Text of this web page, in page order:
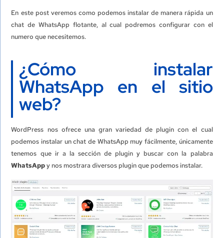
En este post veremos como podemos instalar de manera rápida un
chat de WhatsApp flotante, al cual podremos configurar con el
numero que necesitemos.
¿Cómo instalar
WhatsApp en el sitio
web?
WordPress nos ofrece una gran variedad de plugin con el cual
podemos instalar un chat de WhatsApp muy fácilmente, únicamente
tenemos que ir a la sección de plugin y buscar con la palabra
WhatsAppy nos mostrara diversos plugin que podemos instalar.